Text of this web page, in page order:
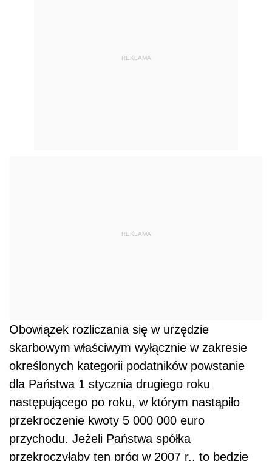
REKLAMA
REKLAMA
Obowiązek rozliczania się w urzędzie
skarbowym właściwym wyłącznie w zakresie
określonych kategorii podatników powstanie
dla Państwa 1 stycznia drugiego roku
następującego po roku, w którym nastąpiło
przekroczenie kwoty 5 000 000 euro
przychodu. Jeżeli Państwa spółka
przekroczyłaby ten próg w 2007 r., to będzie